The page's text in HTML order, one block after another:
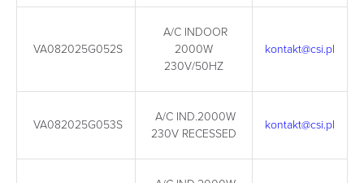
VA082025G052S
A/C INDOOR
2000W
230V/50HZ
kontakt@csi.pl
VA082025G053S
A/C IND.2000W
230V RECESSED
kontakt@csi.pl